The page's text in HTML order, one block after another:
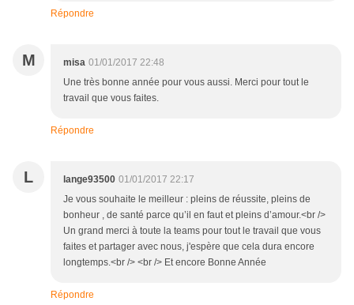
Répondre
M misa 01/01/2017 22:48
Une très bonne année pour vous aussi. Merci pour tout le
travail que vous faites.
Répondre
L lange93500 01/01/2017 22:17
Je vous souhaite le meilleur : pleins de réussite, pleins de
bonheur , de santé parce qu’il en faut et pleins d’amour.<br />
Un grand merci à toute la teams pour tout le travail que vous
faites et partager avec nous, j'espère que cela dura encore
longtemps.<br /> <br /> Et encore Bonne Année
Répondre